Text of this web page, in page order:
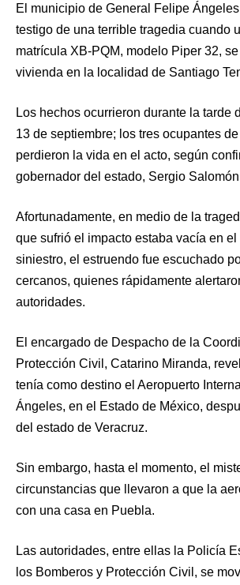
El municipio de General Felipe
testigo de una terrible tragedia cuando
matrícula XB-PQM, modelo Piper 32,
vivienda en la localidad de Santiago
Los hechos ocurrieron durante la tarde
13 de septiembre; los tres ocupantes
perdieron la vida en el acto, según
gobernador del estado, Sergio
Afortunadamente, en medio de la
que sufrió el impacto estaba vacía en el
siniestro, el estruendo fue escuchado
cercanos, quienes rápidamente
autoridades.
El encargado de Despacho de la
Protección Civil, Catarino Miranda,
tenía como destino el Aeropuerto
Ángeles, en el Estado de México,
del estado de Veracruz.
Sin embargo, hasta el momento, el
circunstancias que llevaron a que la
con una casa en Puebla.
Las autoridades, entre ellas la Policía
los Bomberos y Protección Civil, se